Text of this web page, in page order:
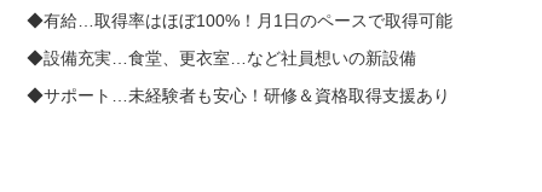
◆有給…取得率はほぼ100%！月1日のペースで取得可能
◆設備充実…食堂、更衣室…など社員想いの新設備
◆サポート…未経験者も安心！研修＆資格取得支援あり